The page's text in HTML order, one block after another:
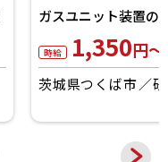
時給 1,300円～
宮城県仙台市泉区